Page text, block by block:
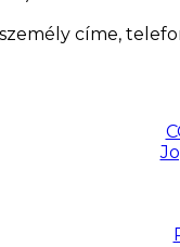
címe,